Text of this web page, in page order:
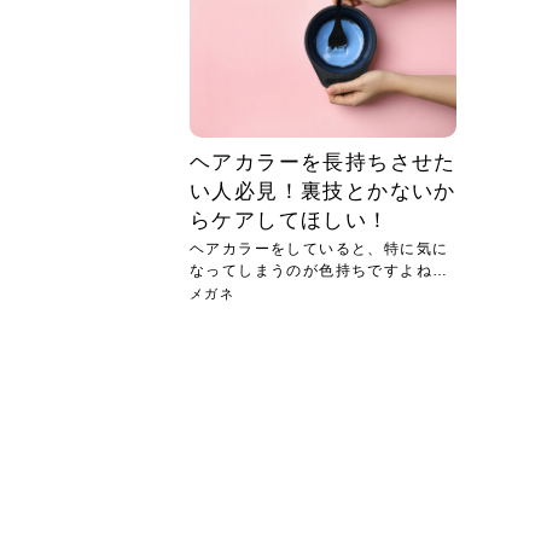
ヘアカラーを長持ちさせた
い人必見！裏技とかないか
らケアしてほしい！
ヘアカラーをしていると、特に気に
なってしまうのが色持ちですよね？
現在...
メガネ